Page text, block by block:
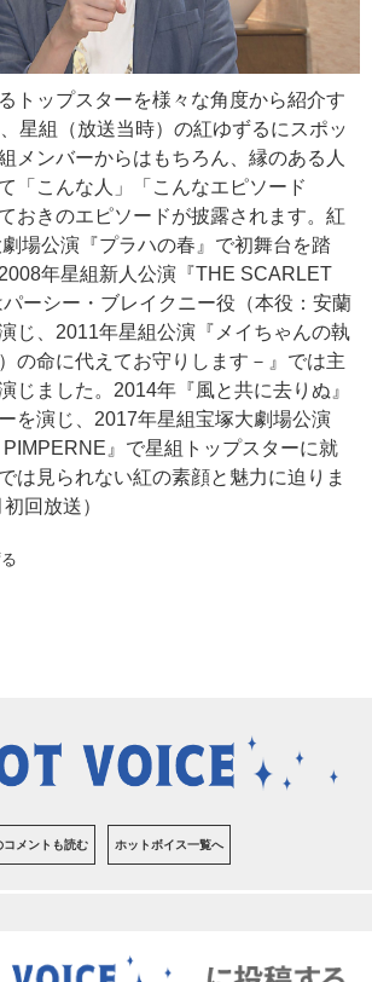
トップスターを様々な角度から紹介す
星組（放送当時）の紅ゆずるにスポッ
メンバーからはもちろん、縁のある人
「こんな人」「こんなエピソード
おきのエピソードが披露されます。紅
場公演『プラハの春』で初舞台を踏
年星組新人公演『THE SCARLET
ーシー・ブレイクニー役（本役：安蘭
じ、2011年星組公演『メイちゃんの執
の命に代えてお守りします－』では主
じました。2014年『風と共に去りぬ』
を演じ、2017年星組宝塚大劇場公演
PIMPERNE』で星組トップスターに就
は見られない紅の素顔と魅力に迫りま
回放送）
コメントも読む ホットボイス一覧へ